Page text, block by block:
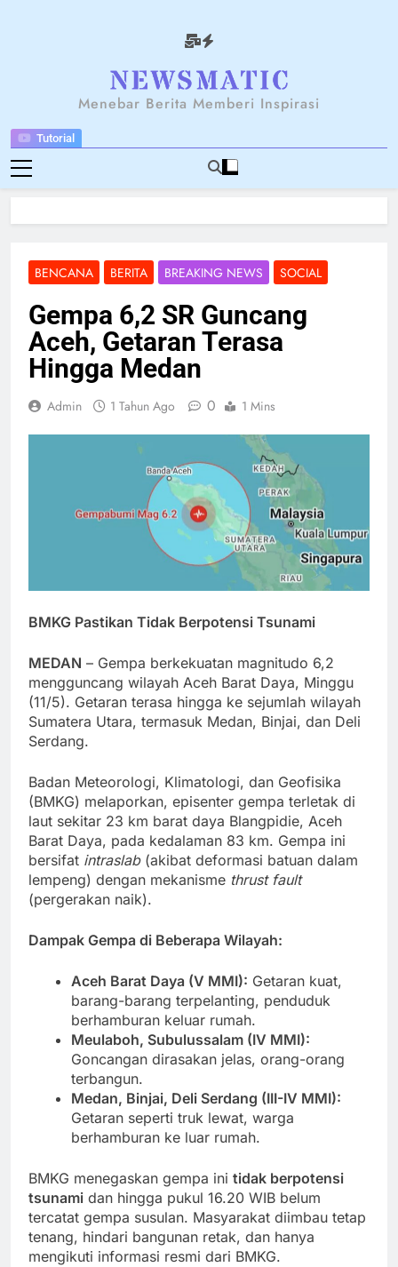
Tutorial
NEWSANTARA
Menebar Berita Memberi Inspirasi
BENCANA BERITA BREAKING NEWS SOCIAL
Gempa 6,2 SR Guncang
Aceh, Getaran Terasa
Hingga Medan
Admin 1 Tahun Ago 0 1 Mins
BMKG Pastikan Tidak Berpotensi Tsunami
MEDAN – Gempa berkekuatan magnitudo 6,2
mengguncang wilayah Aceh Barat Daya, Minggu
(11/5). Getaran terasa hingga ke sejumlah wilayah
Sumatera Utara, termasuk Medan, Binjai, dan Deli
Serdang.
Badan Meteorologi, Klimatologi, dan Geofisika
(BMKG) melaporkan, episenter gempa terletak di
laut sekitar 23 km barat daya Blangpidie, Aceh
Barat Daya, pada kedalaman 83 km. Gempa ini
bersifat intraslab(akibat deformasi batuan dalam
lempeng) dengan mekanisme thrust fault
(pergerakan naik).
Dampak Gempa di Beberapa Wilayah:
Aceh Barat Daya (V MMI): Getaran kuat,
barang-barang terpelanting, penduduk
berhamburan keluar rumah.
Meulaboh, Subulussalam (IV MMI):
Goncangan dirasakan jelas, orang-orang
terbangun.
Medan, Binjai, Deli Serdang (III-IV MMI):
Getaran seperti truk lewat, warga
berhamburan ke luar rumah.
BMKG menegaskan gempa ini tidak berpotensi
tsunami dan hingga pukul 16.20 WIB belum
tercatat gempa susulan. Masyarakat diimbau tetap
tenang, hindari bangunan retak, dan hanya
mengikuti informasi resmi dari BMKG.